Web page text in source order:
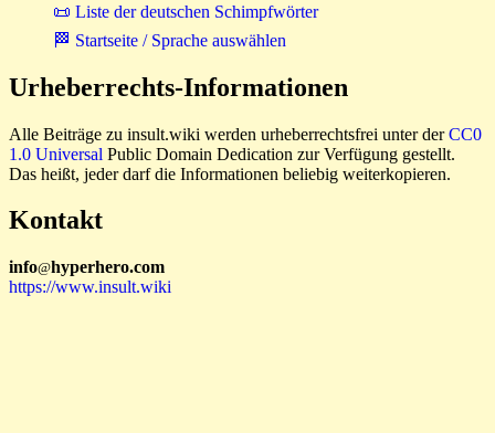
📜 Liste der deutschen Schimpfwörter
🏁 Startseite / Sprache auswählen
Urheberrechts-Informationen
Alle Beiträge zu insult.wiki werden urheberrechtsfrei unter derCC0
1.0 Universal Public Domain Dedication zur Verfügung gestellt.
Das heißt, jeder darf die Informationen beliebig weiterkopieren.
Kontakt
info@hyperhero.com
https://www.insult.wiki